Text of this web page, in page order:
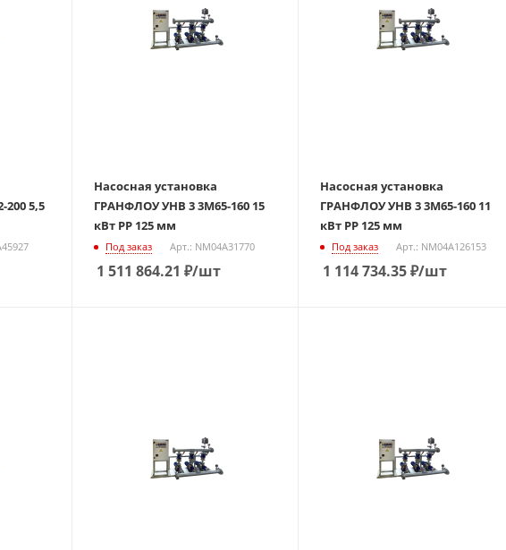
5,5
Насосная установка
ГРАНФЛОУ УНВ 3 3М65-160 15
кВт РР 125 мм
Под заказ Арт.: NM04A31770
1 511 864.21 ₽/шт
Насосная установка
ГРАНФЛОУ УНВ 3 3М65-160 11
кВт РР 125 мм
Под заказ Арт.: NM04A126153
1 114 734.35₽/шт